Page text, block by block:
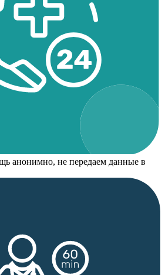
анонимно, не передаем данные в